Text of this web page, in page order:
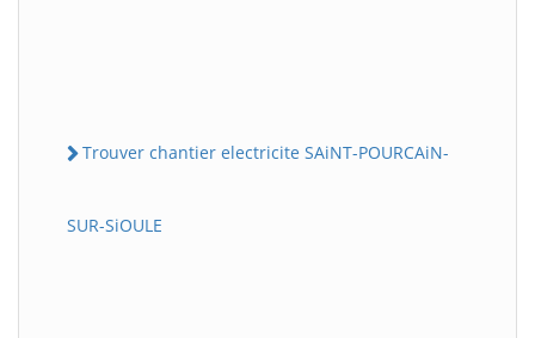
Trouver chantier electricite SAiNT-POURCAiN-
SUR-SiOULE